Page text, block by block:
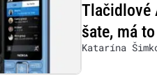
Tlačidlové
šate, má
Katarína